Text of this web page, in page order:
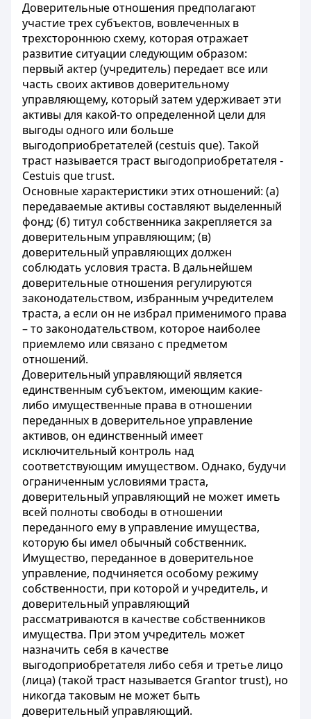
Доверительные отношения предполагают
участие трех субъектов, вовлеченных в
трехстороннюю схему, которая отражает
развитие ситуации следующим образом:
первый актер (учредитель) передает все или
часть своих активов доверительному
управляющему, который затем удерживает эти
активы для какой-то определенной цели для
выгоды одного или больше
выгодоприобретателей (сestuis que). Такой
траст называется траст выгодоприобретателя -
Cestuis que trust.
Основные характеристики этих отношений: (а)
передаваемые активы составляют выделенный
фонд; (б) титул собственника закрепляется за
доверительным управляющим; (в)
доверительный управляющих должен
соблюдать условия траста. В дальнейшем
доверительные отношения регулируются
законодательством, избранным учредителем
траста, а если он не избрал применимого права
– то законодательством, которое наиболее
приемлемо или связано с предметом
отношений.
Доверительный управляющий является
единственным субъектом, имеющим какие-
либо имущественные права в отношении
переданных в доверительное управление
активов, он единственный имеет
исключительный контроль над
соответствующим имуществом. Однако, будучи
ограниченным условиями траста,
доверительный управляющий не может иметь
всей полноты свободы в отношении
переданного ему в управление имущества,
которую бы имел обычный собственник.
Имущество, переданное в доверительное
управление, подчиняется особому режиму
собственности, при которой и учредитель, и
доверительный управляющий
рассматриваются в качестве собственников
имущества. При этом учредитель может
назначить себя в качестве
выгодоприобретателя либо себя и третье лицо
(лица) (такой траст называется Grantor trust), но
никогда таковым не может быть
доверительный управляющий.